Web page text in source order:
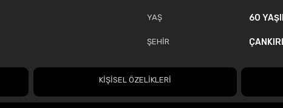
YAŞ 60
ŞEHİR ÇANKIRI
KİŞİSEL ÖZELİKLERİ